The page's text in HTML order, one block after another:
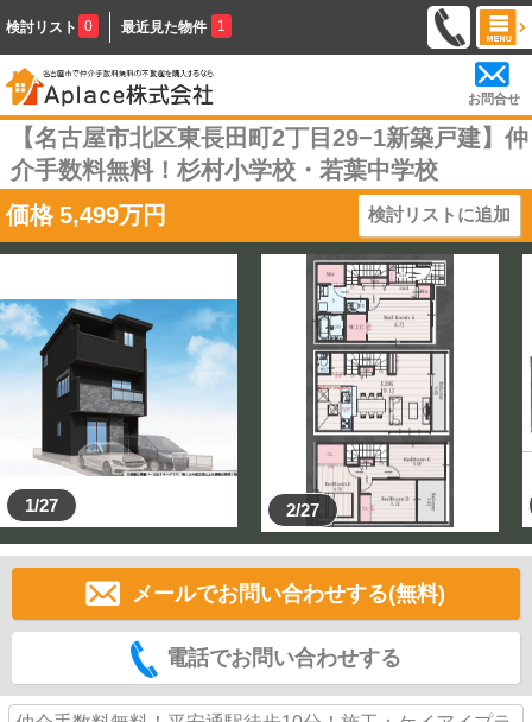
検討リスト 0 最近見た物件 1
お問合せ
【名古屋市北区東長田町2丁目29−1新築戸建】仲
介手数料無料！杉村小学校・若葉中学校
価格 5,499万円 検討リストに追加
1/27 2/27
メールでお問い合わせする(無料)
電話でお問い合わせする